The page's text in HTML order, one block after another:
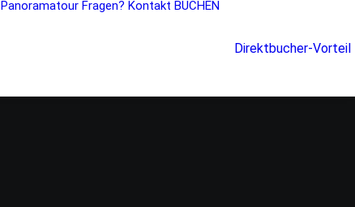
Panoramatour Fragen? Kontakt BUCHEN
Direktbucher-Vorteil